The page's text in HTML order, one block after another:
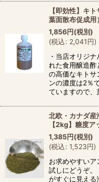
【即効性】キ
葉面散布促成用
1,856円(税別)
(税込: 2,041円)
・当店オリジ
れた食用醸造酢
の高価なキトサ
ンの濃度は2％
ていますので
北欧・カナダ産
【2kg】糖度ア
1,385円(税別)
(税込: 1,523円)
お求めやすい
試しにどうぞ。
がすぐに見える